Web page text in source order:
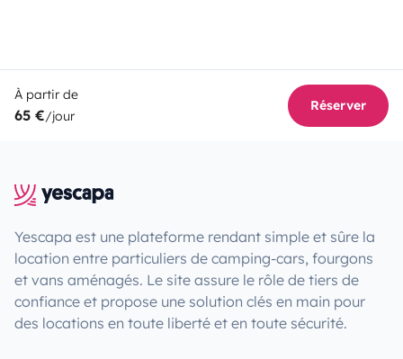
À partir de
65 €/jour
Réserver
Yescapa est une plateforme rendant simple et sûre la
location entre particuliers de camping-cars, fourgons
et vans aménagés. Le site assure le rôle de tiers de
confiance et propose une solution clés en main pour
des locations en toute liberté et en toute sécurité.